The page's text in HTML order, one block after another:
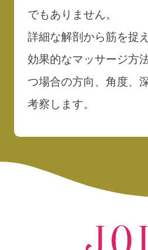
でもありません。
詳細な解剖から筋を捉
効果的なマッサージ方
つ場合の方向、角度、
考察します。